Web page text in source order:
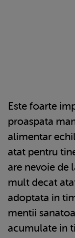
Este foarte
proaspata
alimentar
atat pentru
are nevoie de
mult decat
adoptata in
mentii
acumulate in